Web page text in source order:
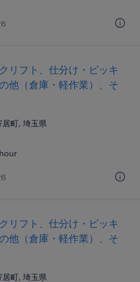
リフト、仕分け・ピッキ
他（倉庫・軽作業）、そ
町, 埼玉県
リフト、仕分け・ピッキ
他（倉庫・軽作業）、そ
町, 埼玉県